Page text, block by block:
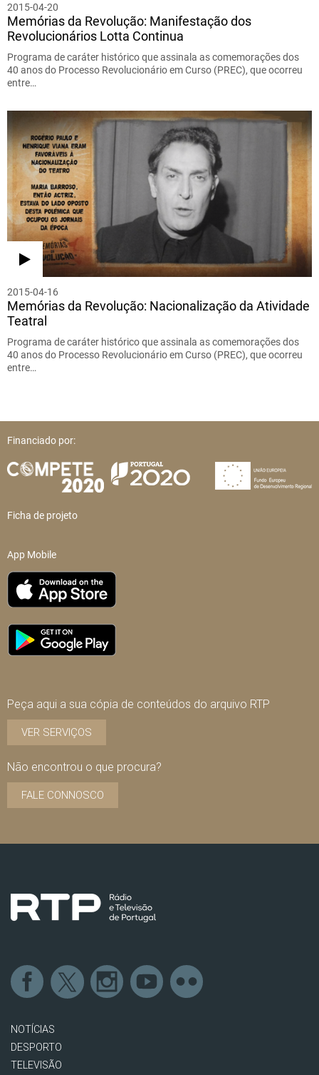
2015-04-20
Memórias da Revolução: Manifestação dos
Revolucionários Lotta Continua
Programa de caráter histórico que assinala as comemorações dos
40 anos do Processo Revolucionário em Curso (PREC), que ocorreu
entre…
2015-04-16
Memórias da Revolução: Nacionalização da Atividade
Teatral
Programa de caráter histórico que assinala as comemorações dos
40 anos do Processo Revolucionário em Curso (PREC), que ocorreu
entre…
Financiado por:
Ficha de projeto
App Mobile
Peça aqui a sua cópia de conteúdos do arquivo RTP
VER SERVIÇOS
Não encontrou o que procura?
FALE CONNOSCO
NOTÍCIAS
DESPORTO
TELEVISÃO